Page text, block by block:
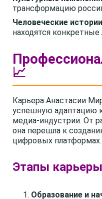
трансформацию
Человеческие истории
находятся
📈
Карьера Анастасии
успешную адаптацию
медиа-индустрии. От
она перешла к
цифровых платформах.
Этапы
Образование и